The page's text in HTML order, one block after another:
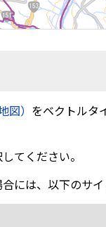
） をベクトルタ
てください。
には、以下のサイ